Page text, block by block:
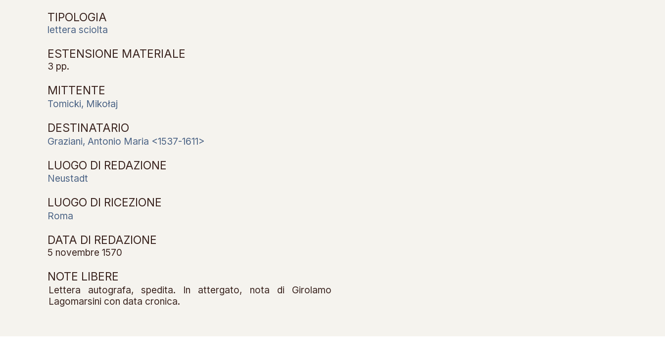
TIPOLOGIA
lettera sciolta
ESTENSIONE MATERIALE
3 pp.
MITTENTE
Tomicki, Mikołaj
DESTINATARIO
Graziani, Antonio Maria <1537-1611>
LUOGO DI REDAZIONE
Neustadt
LUOGO DI RICEZIONE
Roma
DATA DI REDAZIONE
5 novembre 1570
NOTE LIBERE
Lettera autografa, spedita. In attergato, nota di Girolamo
Lagomarsini con data cronica.